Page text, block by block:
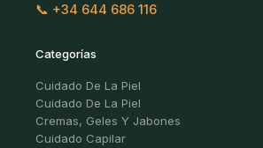
📞 +34 644 686 116
Categorías
Cuidado De La Piel
Cuidado De La Piel
Cremas, Geles Y Jabones
Cuidado Capilar